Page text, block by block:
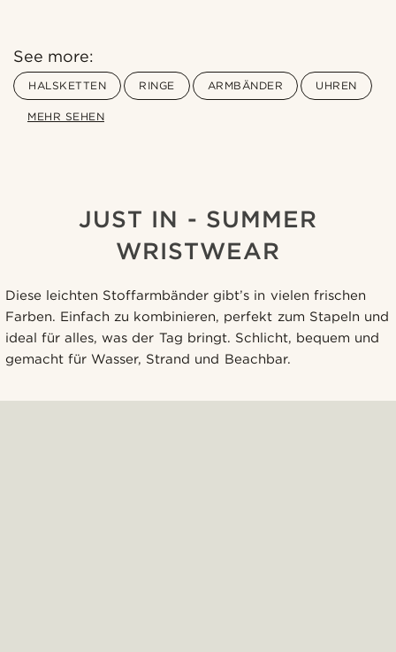
See more:
HALSKETTEN RINGE ARMBÄNDER UHREN
MEHR SEHEN
JUST IN - SUMMER
WRISTWEAR
Diese leichten Stoffarmbänder gibt’s in vielen frischen
Farben. Einfach zu kombinieren, perfekt zum Stapeln und
ideal für alles, was der Tag bringt. Schlicht, bequem und
gemacht für Wasser, Strand und Beachbar.